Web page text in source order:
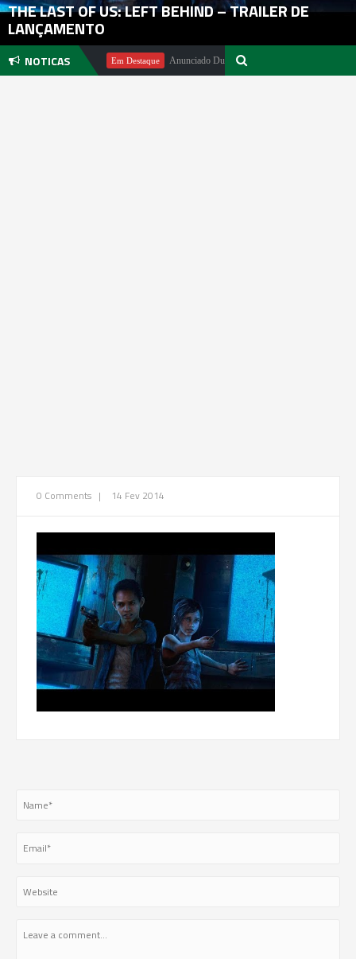
THE LAST OF US: LEFT BEHIND – TRAILER DE
LANÇAMENTO
NOTICAS
Pachter Em Destaque Anunciado DualSense The Last of Us Limited Edition
0 Comments | 14 Fev 2014